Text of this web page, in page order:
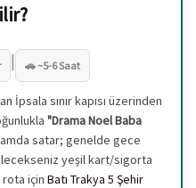
| 🚗 ~5-6 Saat
İpsala sınır kapısı üzerinden
"Drama Noel Baba
satar; genelde gece
yeşil kart/sigorta
rota için Batı Trakya 5 Şehir